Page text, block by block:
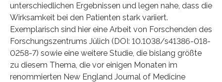
unterschiedlichen Ergebnissen und legen nahe, dass die
Wirksamkeit bei den Patienten stark variiert.
Exemplarisch sind hier eine Arbeit von Forschenden des
Forschungszentrums Jülich (DOI: 10.1038/s41386-018-
0258-7) sowie eine weitere Studie, die bislang größte
zu diesem Thema, die vor einigen Monaten im
renommierten New England Journal of Medicine